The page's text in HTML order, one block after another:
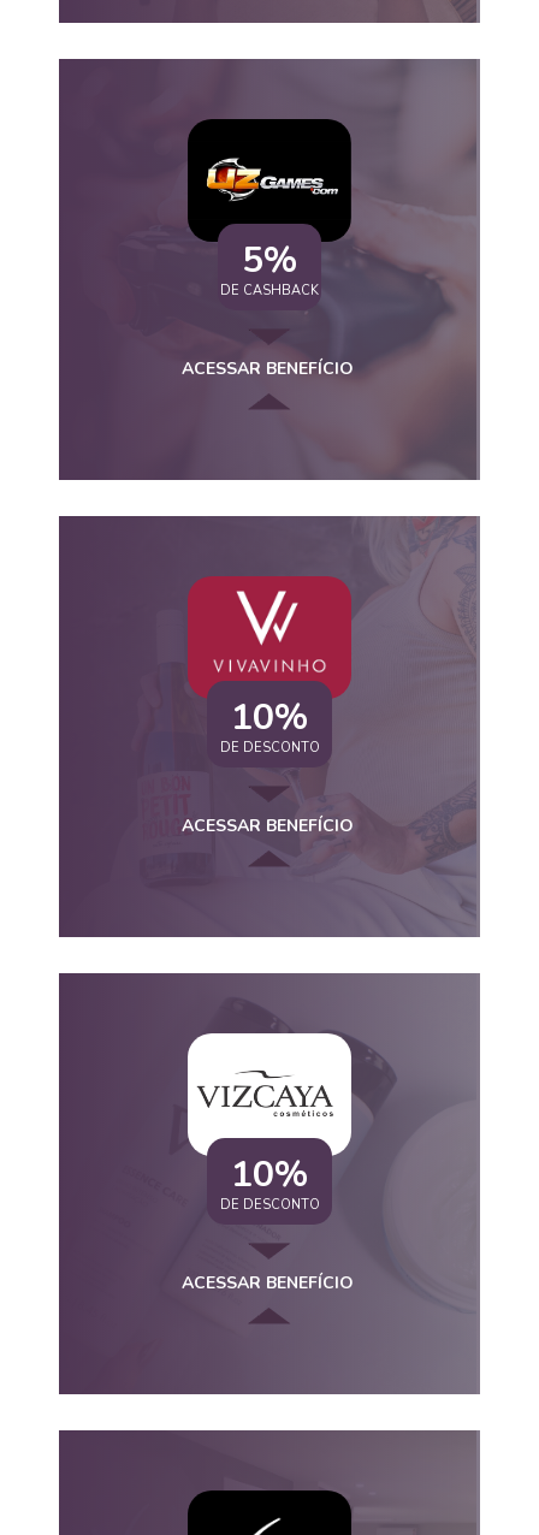
5%
DE CASHBACK
ACESSAR BENEFÍCIO
10%
DE DESCONTO
ACESSAR BENEFÍCIO
10%
DE DESCONTO
ACESSAR BENEFÍCIO